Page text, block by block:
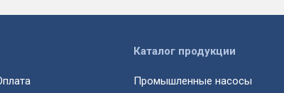
Каталог продукции
Промышленные насосы